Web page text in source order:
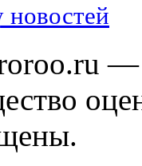
новостей
—